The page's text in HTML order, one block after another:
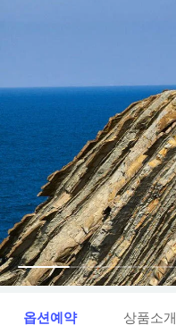
옵션예약 상품소개